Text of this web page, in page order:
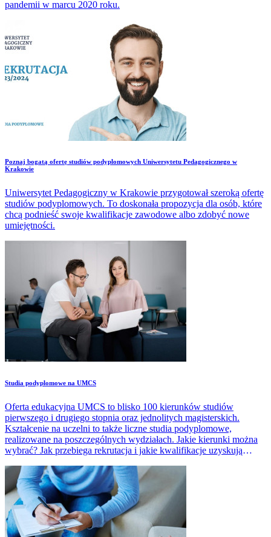
pandemii w marcu 2020 roku.
​Poznaj bogatą ofertę studiów podyplomowych Uniwersytetu Pedagogicznego w
Krakowie
Uniwersytet Pedagogiczny w Krakowie przygotował szeroką ofertę
studiów podyplomowych. To doskonała propozycja dla osób, które
chcą podnieść swoje kwalifikacje zawodowe albo zdobyć nowe
umiejętności.
Studia podyplomowe na UMCS
Oferta edukacyjna UMCS to blisko 100 kierunków studiów
pierwszego i drugiego stopnia oraz jednolitych magisterskich.
Kształcenie na uczelni to także liczne studia podyplomowe,
realizowane na poszczególnych wydziałach. Jakie kierunki można
wybrać? Jak przebiega rekrutacja i jakie kwalifikacje uzyskują